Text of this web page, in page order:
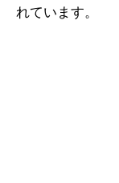
れています。